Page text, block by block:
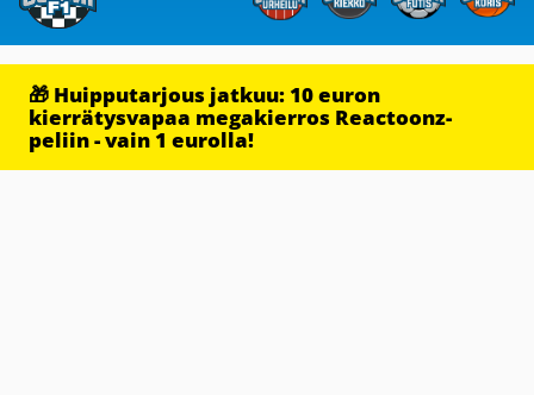
🎁 Huipputarjous jatkuu: 10 euron
kierrätysvapaa megakierros Reactoonz-
peliin - vain 1 eurolla!